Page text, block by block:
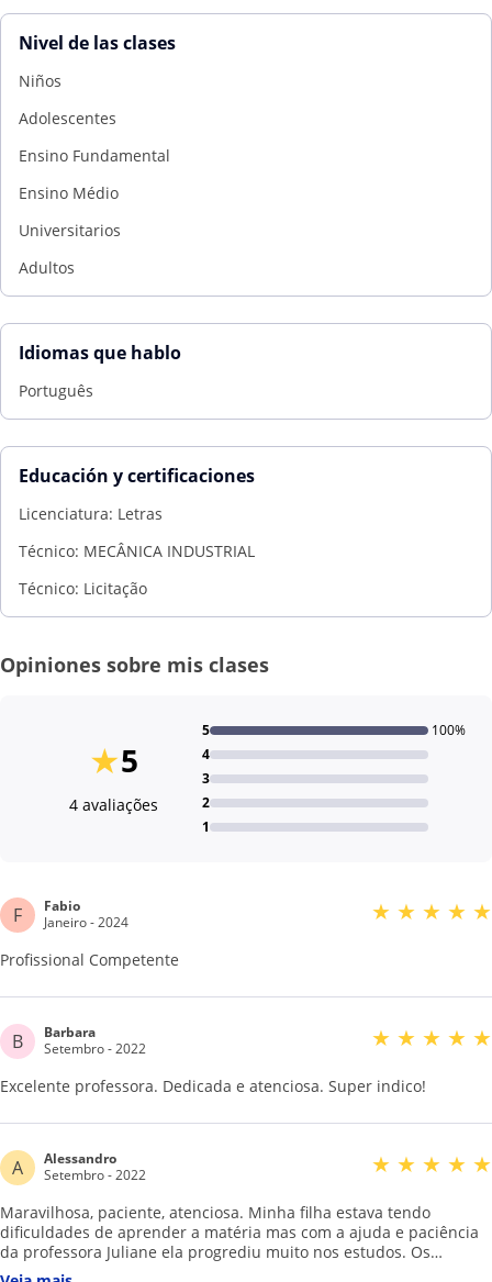
Nivel de las clases
Niños
Adolescentes
Ensino Fundamental
Ensino Médio
Universitarios
Adultos
Idiomas que hablo
Português
Educación y certificaciones
Licenciatura: Letras
Técnico: MECÂNICA INDUSTRIAL
Técnico: Licitação
Opiniones sobre mis clases
5
★
4 avaliações
1
2
3
4
5 100%
F
Fabio
Janeiro - 2024
★ ★ ★ ★ ★
Profissional Competente
B
Barbara
Setembro - 2022
★ ★ ★ ★ ★
Excelente professora. Dedicada e atenciosa. Super indico!
A
Alessandro
Setembro - 2022
★ ★ ★ ★ ★
Maravilhosa, paciente, atenciosa. Minha filha estava tendo
dificuldades de aprender a matéria mas com a ajuda e paciência
da professora Juliane ela progrediu muito nos estudos. Os
métodos de ensino dela foram muito eficientes em ajudar minha